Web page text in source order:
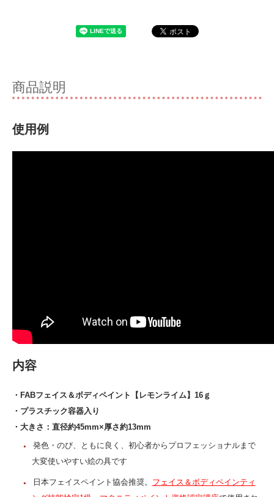
商品説明
使用例
内容
・FABフェイス＆ボディペイント【レモンライム】16ｇ
・プラスチック容器入り
・大きさ：直径約45mm×厚さ約13mm
発色・のび、ともに良く、初心者からプロフェッショナルまで
大変使いやすい絵の具です
日本フェイスペイント協会推奨。 フェイス＆ボディペインティ